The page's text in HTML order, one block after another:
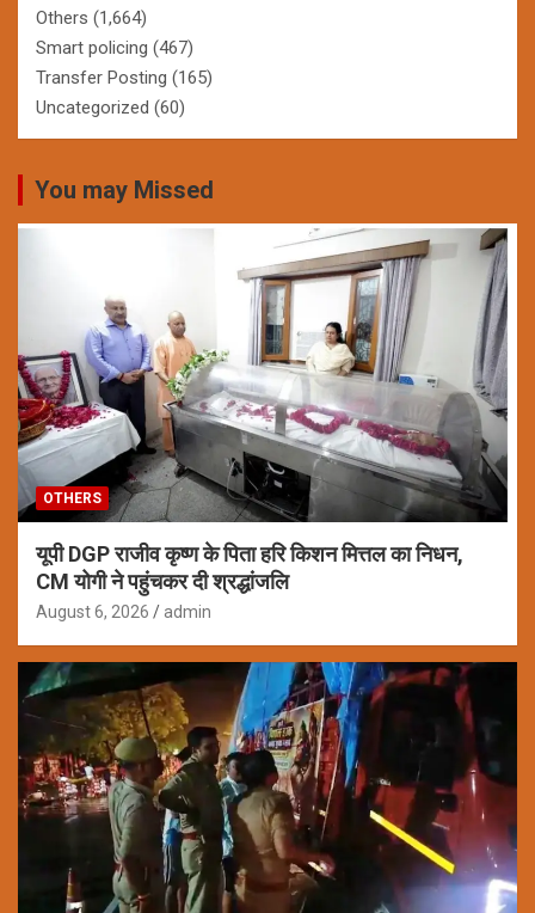
Others (1,664)
Smart policing (467)
Transfer Posting (165)
Uncategorized (60)
You may Missed
OTHERS
यूपी DGP राजीव कृष्ण के पिता हरि किशन मित्तल का निधन,
CM योगी ने पहुंचकर दी श्रद्धांजलि
August 6, 2026 admin